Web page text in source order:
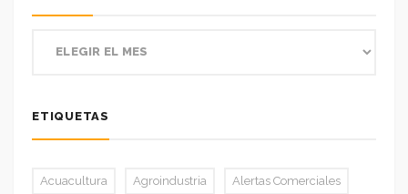
ETIQUETAS
Acuacultura Agroindustria Alertas Comerciales